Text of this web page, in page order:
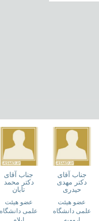
جناب آقای
دکتر محمد
تابان
عضو هیئت
علمی دانشگاه
ایلام
جناب آقای
دکتر مهدی
حیدری
عضو هیئت
علمی دانشگاه
ارومیه